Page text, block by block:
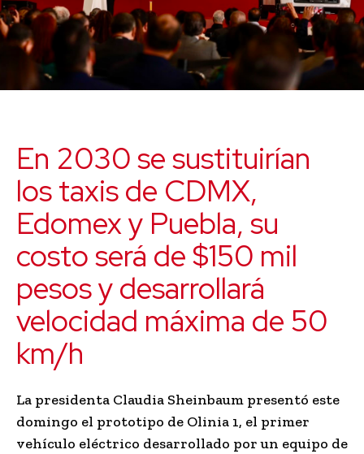
En 2030 se sustituirían
los taxis de CDMX,
Edomex y Puebla, su
costo será de $150 mil
pesos y desarrollará
velocidad máxima de 50
km/h
La presidenta Claudia Sheinbaum presentó este
domingo el prototipo de Olinia 1, el primer
vehículo eléctrico desarrollado por un equipo de